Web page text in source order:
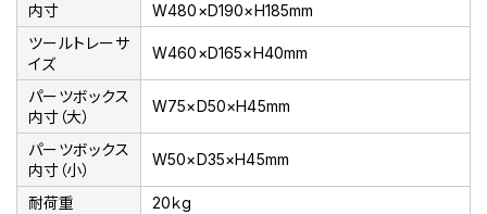
内寸
W480×D190×H185mm
ツールトレーサ
イズ
W460×D165×H40mm
パーツボックス
内寸（大）
W75×D50×H45mm
パーツボックス
内寸（小）
W50×D35×H45mm
耐荷重
20ｋg